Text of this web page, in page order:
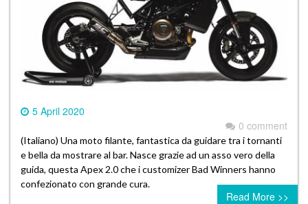
5 April 2020
0 comment
(Italiano) Una moto filante, fantastica da guidare tra i tornanti
e bella da mostrare al bar. Nasce grazie ad un asso vero della
guida, questa Apex 2.0 che i customizer Bad Winners hanno
confezionato con grande cura.
Read More >>